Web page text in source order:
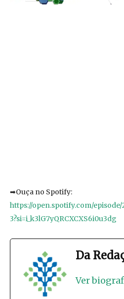
➡Ouça no Spotify:
https://open.spotify.com/
3?si=i_k3lG7yQRCXCXS6i0u3dg
Da
Ver